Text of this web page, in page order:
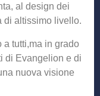
al design dei
di altissimo livello.
a tutti,ma in grado
di Evangelion e di
nuova visione